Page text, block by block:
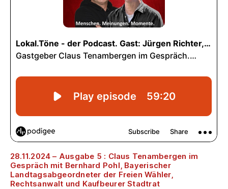
28.11.2024 – Ausgabe 5 : Claus Tenambergen im
Gespräch mit Bernhard Pohl, Bayerischer
Landtagsabgeordneter der Freien Wähler,
Rechtsanwalt und Kaufbeurer Stadtrat